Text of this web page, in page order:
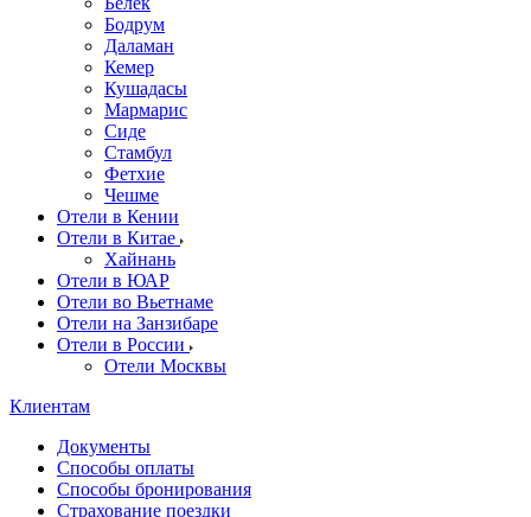
Бодрум
Даламан
Кемер
Кушадасы
Мармарис
Сиде
Стамбул
Фетхие
Чешме
Отели в Кении
Отели в Китае
Хайнань
Отели в ЮАР
Отели во Вьетнаме
Отели на Занзибаре
Отели в России
Отели Москвы
Клиентам
Документы
Способы оплаты
Способы бронирования
Страхование поездки